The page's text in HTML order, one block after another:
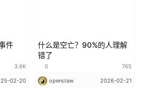
件
3.6K
02-20
什么是空亡？90%的人理解
错了
0 765
openclaw 2026-02-21